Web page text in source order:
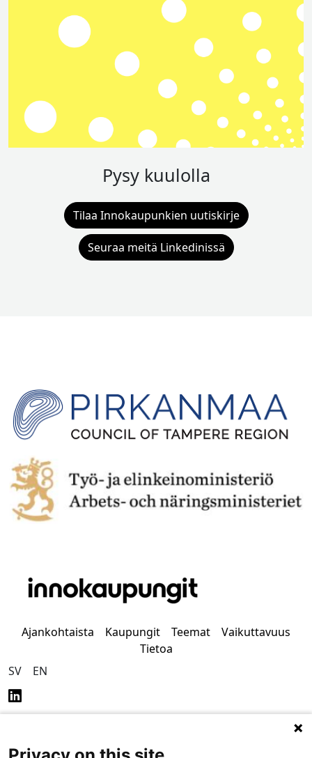
Pysy kuulolla
Tilaa Innokaupunkien uutiskirje
Seuraa meitä Linkedinissä
Ajankohtaista Kaupungit Teemat
Vaikuttavuus
Tietoa
SV
EN